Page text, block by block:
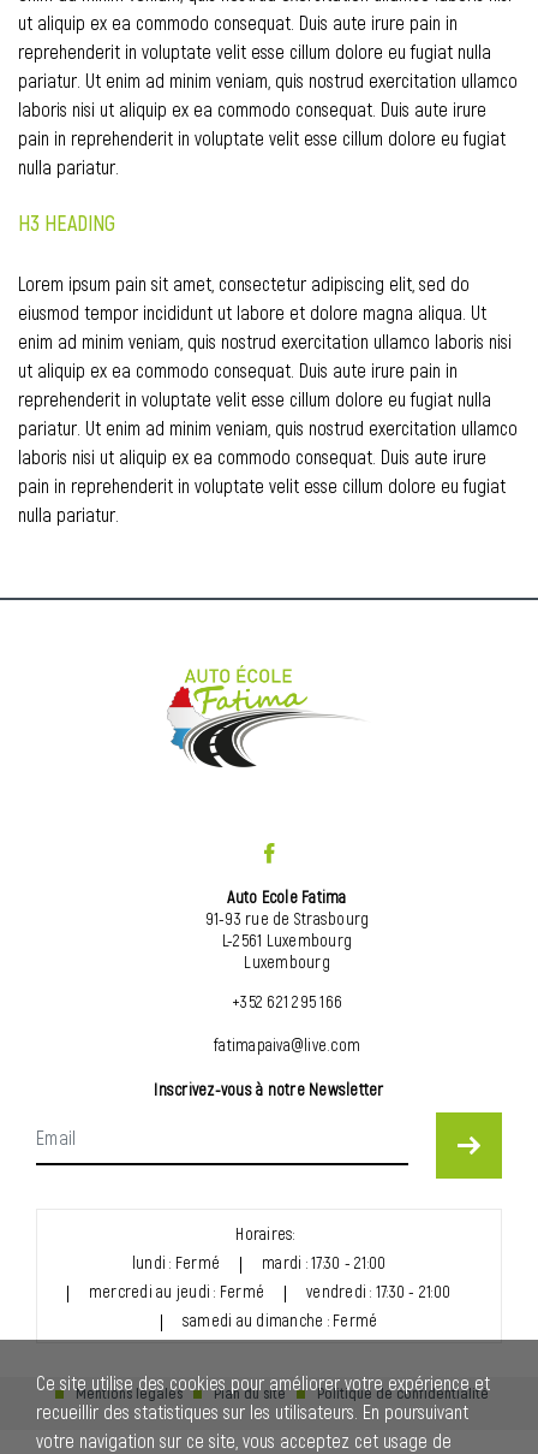
ut aliquip ex ea commodo consequat. Duis aute irure pain in
reprehenderit in voluptate velit esse cillum dolore eu fugiat nulla
pariatur. Ut enim ad minim veniam, quis nostrud exercitation ullamco
laboris nisi ut aliquip ex ea commodo consequat. Duis aute irure
pain in reprehenderit in voluptate velit esse cillum dolore eu fugiat
nulla pariatur.
H3 HEADING
Lorem ipsum pain sit amet, consectetur adipiscing elit, sed do
eiusmod tempor incididunt ut labore et dolore magna aliqua. Ut
enim ad minim veniam, quis nostrud exercitation ullamco laboris nisi
ut aliquip ex ea commodo consequat. Duis aute irure pain in
reprehenderit in voluptate velit esse cillum dolore eu fugiat nulla
pariatur. Ut enim ad minim veniam, quis nostrud exercitation ullamco
laboris nisi ut aliquip ex ea commodo consequat. Duis aute irure
pain in reprehenderit in voluptate velit esse cillum dolore eu fugiat
nulla pariatur.
Auto Ecole Fatima
91-93 rue de Strasbourg
L-2561 Luxembourg
Luxembourg
+352 621 295 166
fatimapaiva@live.com
Inscrivez-vous à notre Newsletter
Horaires:
lundi : Fermé
mardi : 17:30 - 21:00
mercredi au jeudi : Fermé
vendredi : 17:30 - 21:00
samedi au dimanche : Fermé
Mentions légales Plan du site Politique de confidentialité
Ce site utilise des cookies pour améliorer votre expérience et
recueillir des statistiques sur les utilisateurs. En poursuivant
votre navigation sur ce site, vous acceptez cet usage de